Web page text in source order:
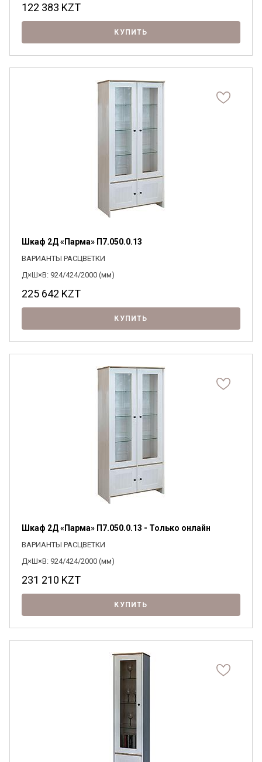
Я ознакомлен сПолитикой
согласен на их обработку.
122 383 KZT
КУПИТЬ
Шкаф 2Д «Парма» П7.050.0.13
ВАРИАНТЫ РАСЦВЕТКИ
Д×Ш×В: 924/424/2000 (мм)
225 642 KZT
КУПИТЬ
Шкаф 2Д «Парма» П7.050.0.13 - Только онлайн
ВАРИАНТЫ РАСЦВЕТКИ
Д×Ш×В: 924/424/2000 (мм)
231 210 KZT
КУПИТЬ